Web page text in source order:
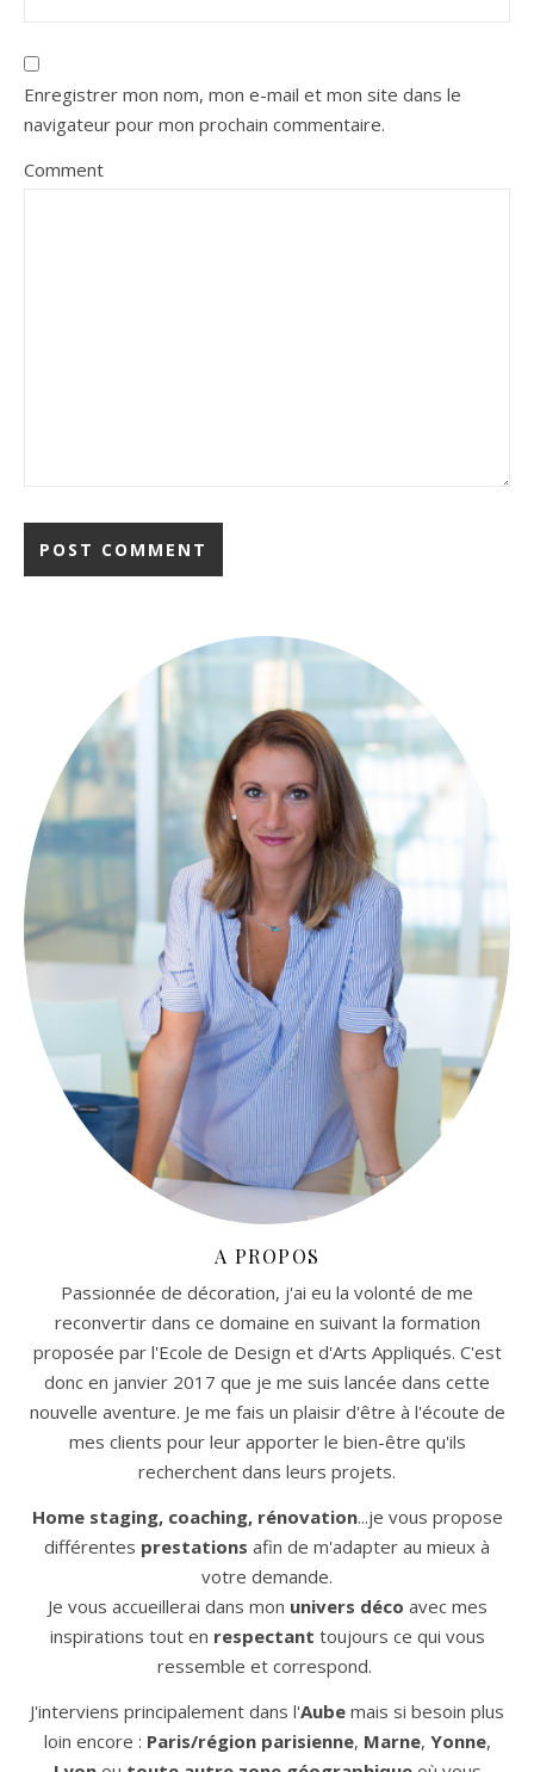
Enregistrer mon nom, mon e-mail et mon site dans le
navigateur pour mon prochain commentaire.
Comment
A PROPOS
Passionnée de décoration, j'ai eu la volonté de me
reconvertir dans ce domaine en suivant la formation
proposée par l'Ecole de Design et d'Arts Appliqués. C'est
donc en janvier 2017 que je me suis lancée dans cette
nouvelle aventure. Je me fais un plaisir d'être à l'écoute de
mes clients pour leur apporter le bien-être qu'ils
recherchent dans leurs projets.
Home staging, coaching, rénovation...je vous propose
différentes prestations afin de m'adapter au mieux à
votre demande.
Je vous accueillerai dans mon univers déco avec mes
inspirations tout en respectant toujours ce qui vous
ressemble et correspond.
J'interviens principalement dans l'Aube mais si besoin plus
loin encore : Paris/région parisienne, Marne, Yonne,